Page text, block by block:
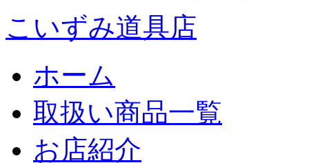
こいずみ道具店
ホーム
取扱い商品一覧
お店紹介